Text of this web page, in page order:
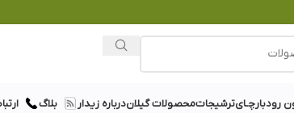
رودبارچـایترشیجاتمحصولات گیلاندرباره زیدار بلاگ